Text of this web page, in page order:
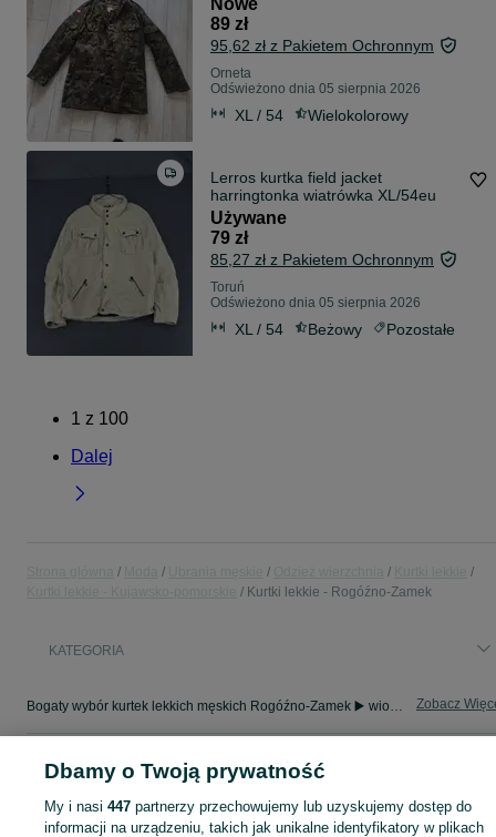
Nowe
89 zł
95,62 zł z Pakietem Ochronnym
Orneta
Odświeżono dnia 05 sierpnia 2026
XL / 54 Wielokolorowy
Lerros kurtka field jacket
harringtonka wiatrówka XL/54eu
Używane
79 zł
85,27 zł z Pakietem Ochronnym
Toruń
Odświeżono dnia 05 sierpnia 2026
XL / 54 Beżowy Pozostałe
1 z 100
Dalej
Kurtki lekkie - Rogóźno-Zamek
KATEGORIA
Bogaty wybór kurtek lekkich męskich Rogóźno-Zamek ▶️ wiosenne, przeciwwiatrowe i kolorowe ✅ Nowe i używane w dobrych cenach ✌ Znajdź oferty na OLX.pl! Zobacz
Mapa kategorii
Mapa ministron
Dbamy o Twoją prywatność
My i nasi447 partnerzy przechowujemy lub uzyskujemy dostęp do
informacji na urządzeniu, takich jak unikalne identyfikatory w plikach